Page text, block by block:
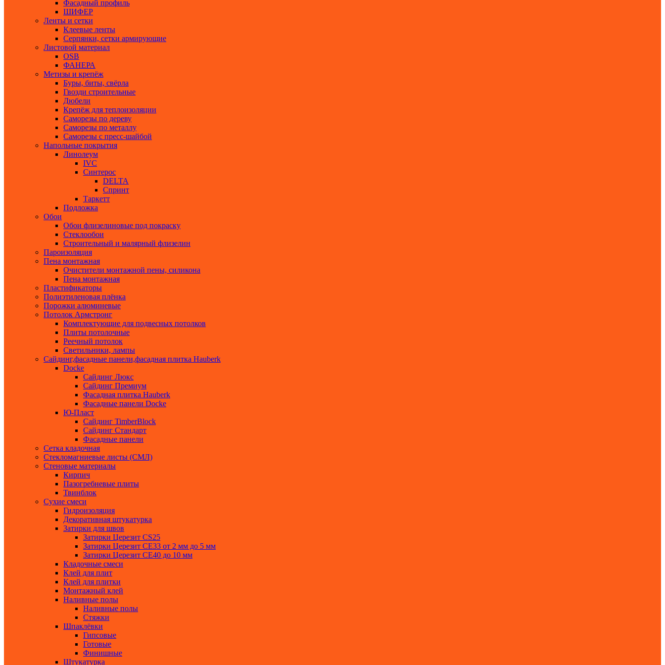
Фасадный профиль
ШИФЕР
Ленты и сетки
Клеевые ленты
Серпянки, сетки армирующие
Листовой материал
ОSB
ФАНЕРА
Метизы и крепёж
Буры, биты, свёрла
Гвозди строительные
Дюбели
Крепёж для теплоизоляции
Саморезы по дереву
Саморезы по металлу
Саморезы с пресс-шайбой
Напольные покрытия
Линолеум
IVC
Синтерос
DELTA
Спринт
Таркетт
Подложка
Обои
Обои флизелиновые под покраску
Стеклообои
Строительный и малярный флизелин
Пароизоляция
Пена монтажная
Очистители монтажной пены, силикона
Пена монтажная
Пластификаторы
Полиэтиленовая плёнка
Порожки алюминевые
Потолок Армстронг
Комплектующие для подвесных потолков
Плиты потолочные
Реечный потолок
Светильники, лампы
Сайдинг,фасадные панели,фасадная плитка Hauberk
Docke
Сайдинг Люкс
Сайдинг Премиум
Фасадная плитка Hauberk
Фасадные панели Docke
Ю-Пласт
Сайдинг TimberBlock
Сайдинг Стандарт
Фасадные панели
Сетка кладочная
Стекломагниевые листы (СМЛ)
Стеновые материалы
Кирпич
Пазогребневые плиты
Твинблок
Сухие смеси
Гидроизоляция
Декоративная штукатурка
Затирки для швов
Затирки Церезит СS25
Затирки Церезит СЕ33 от 2 мм до 5 мм
Затирки Церезит СЕ40 до 10 мм
Кладочные смеси
Клей для плит
Клей для плитки
Монтажный клей
Наливные полы
Наливные полы
Стяжки
Шпаклёвки
Гипсовые
Готовые
Финишные
Штукатурка